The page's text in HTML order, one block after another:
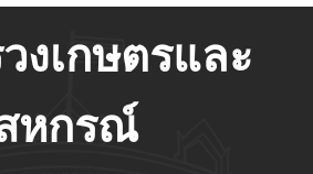
งเกษตรและ
หกรณ์